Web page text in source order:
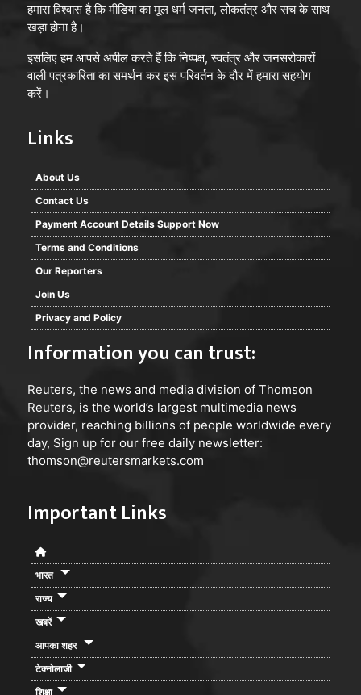
हमारा विश्वास है कि मीडिया का मूल धर्म जनता, लोकतंत्र और सच के साथ
खड़ा होना है।
इसलिए हम आपसे अपील करते हैं कि निष्पक्ष, स्वतंत्र और जनसरोकारों
वाली पत्रकारिता का समर्थन कर इस परिवर्तन के दौर में हमारा सहयोग
करें।
Links
About Us
Contact Us
Payment Account Details Support Now
Terms and Conditions
Our Reporters
Join Us
Privacy and Policy
Information you can trust:
Reuters, the news and media division of Thomson
Reuters, is the world’s largest multimedia news
provider, reaching billions of people worldwide every
day, Sign up for our free daily newsletter:
thomson@reutersmarkets.com
Important Links
भारत
राज्य
खबरें
आपका शहर
टेक्नोलाजी
शिक्षा